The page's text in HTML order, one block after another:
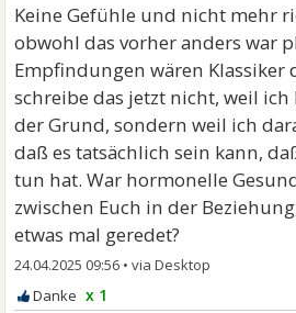
Keine Gefühle und nicht mehr
obwohl das vorher anders war
Empfindungen wären Klassiker
schreibe das jetzt nicht, weil
der Grund, sondern weil ich
daß es tatsächlich sein kann,
tun hat. War hormonelle
zwischen Euch in der
etwas mal geredet?
24.04.2025 09:56 •
x 1